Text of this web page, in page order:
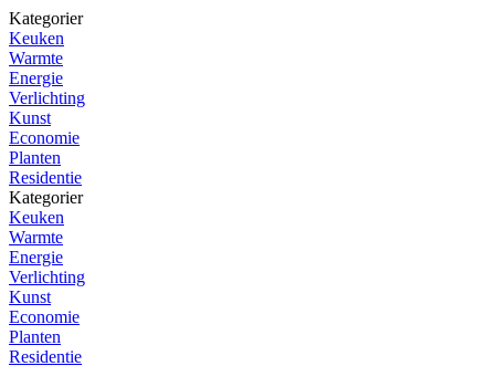
Kategorier
Keuken
Warmte
Energie
Verlichting
Kunst
Economie
Planten
Residentie
Kategorier
Keuken
Warmte
Energie
Verlichting
Kunst
Economie
Planten
Residentie